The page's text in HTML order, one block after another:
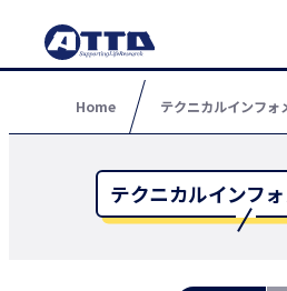
Home テクニカルインフォ
テクニカルインフ